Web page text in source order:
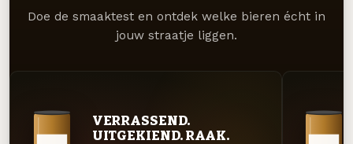
Doe de smaaktest en ontdek welke bieren écht in
jouw straatje liggen.
VERRASSEND.
UITGEKIEND. RAAK.